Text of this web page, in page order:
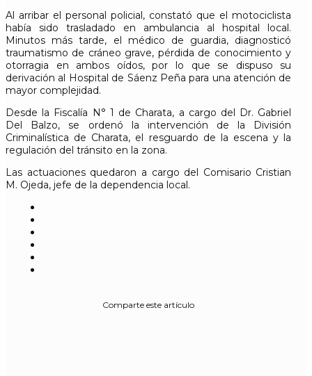
Al arribar el personal policial, constató que el motociclista
había sido trasladado en ambulancia al hospital local.
Minutos más tarde, el médico de guardia, diagnosticó
traumatismo de cráneo grave, pérdida de conocimiento y
otorragia en ambos oídos, por lo que se dispuso su
derivación al Hospital de Sáenz Peña para una atención de
mayor complejidad.
Desde la Fiscalía N° 1 de Charata, a cargo del Dr. Gabriel
Del Balzo, se ordenó la intervención de la División
Criminalística de Charata, el resguardo de la escena y la
regulación del tránsito en la zona.
Las actuaciones quedaron a cargo del Comisario Cristian
M. Ojeda, jefe de la dependencia local.
Comparte este artículo